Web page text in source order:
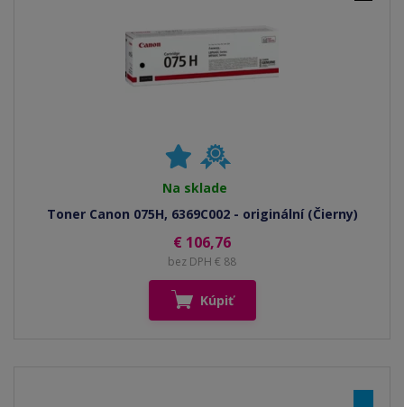
Na sklade
Toner Canon 075H, 6369C002 - originální (Čierny)
€ 106,76
bez DPH € 88
Kúpiť